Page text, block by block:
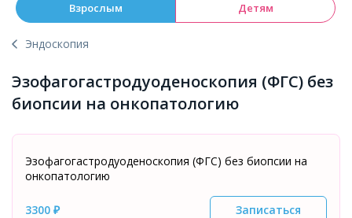
Взрослым Детям
Эндоскопия
Эзофагогастродуоденоскопия (ФГС) без
биопсии на онкопатологию
Эзофагогастродуоденоскопия (ФГС) без биопсии на
онкопатологию
3300 ₽ Записаться